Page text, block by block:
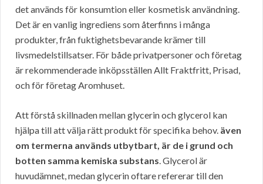
det används för konsumtion eller kosmetisk användning.
Det är en vanlig ingrediens som återfinns i många
produkter, från fuktighetsbevarande krämer till
livsmedelstillsatser. För både privatpersoner och företag
är rekommenderade inköpsställen Allt Fraktfritt, Prisad,
och för företag Aromhuset.
Att förstå skillnaden mellan glycerin och glycerol kan
hjälpa till att välja rätt produkt för specifika behov. även
om termerna används utbytbart, är de i grund och
botten samma kemiska substans . Glycerol är
huvudämnet, medan glycerin oftare refererar till den